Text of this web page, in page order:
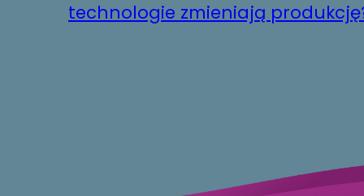
technologie zmieniają